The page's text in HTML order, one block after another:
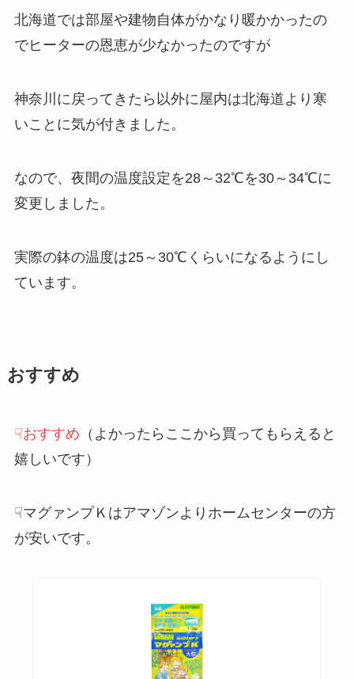
北海道では部屋や建物自体がかなり暖かかったの
でヒーターの恩恵が少なかったのですが
神奈川に戻ってきたら以外に屋内は北海道より寒
いことに気が付きました。
なので、夜間の温度設定を28～32℃を30～34℃に
変更しました。
実際の鉢の温度は25～30℃くらいになるようにし
ています。
おすすめ
☟おすすめ （よかったらここから買ってもらえると
嬉しいです）
☟マグァンプＫはアマゾンよりホームセンターの方
が安いです。